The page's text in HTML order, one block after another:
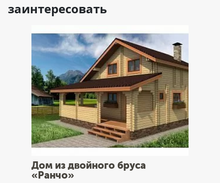
заинтересовать
Дом из двойного бруса
«Ранчо»